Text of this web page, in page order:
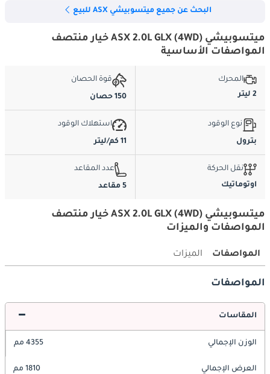
البحث عن جميع ميتسوبيشي ASX للبيع
ميتسوبيشي ASX 2.0L GLX (4WD) خيار منتصف
المواصفات الأساسية
المحرك
2 ليتر
قوة الحصان
150 حصان
نوع الوقود
بترول
استهلاك الوقود
11 كم/ليتر
نقل الحركة
اوتوماتيك
عدد المقاعد
5 مقاعد
ميتسوبيشي ASX 2.0L GLX (4WD) خيار منتصف
المواصفات والميزات
المواصفات الميزات
المواصفات
المقاسات
الوزن الإجمالي 4355 مم
العرض الإجمالي 1810 مم